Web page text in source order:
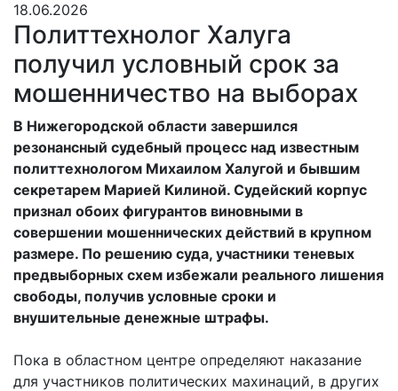
18.06.2026
Политтехнолог Халуга
получил условный срок за
мошенничество на выборах
В Нижегородской области завершился
резонансный судебный процесс над известным
политтехнологом Михаилом Халугой и бывшим
секретарем Марией Килиной. Судейский корпус
признал обоих фигурантов виновными в
совершении мошеннических действий в крупном
размере. По решению суда, участники теневых
предвыборных схем избежали реального лишения
свободы, получив условные сроки и
внушительные денежные штрафы.
Пока в областном центре определяют наказание
для участников политических махинаций, в других